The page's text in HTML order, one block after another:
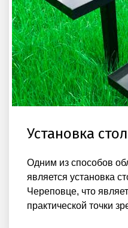
Установка
Одним из способов
является установка
Череповце, что
практической точки